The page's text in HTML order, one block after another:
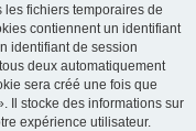
les fichiers temporaires de
contiennent un identifiant
identifiant de session
deux automatiquement
sera créé une fois que
Il stocke des informations sur
expérience utilisateur.